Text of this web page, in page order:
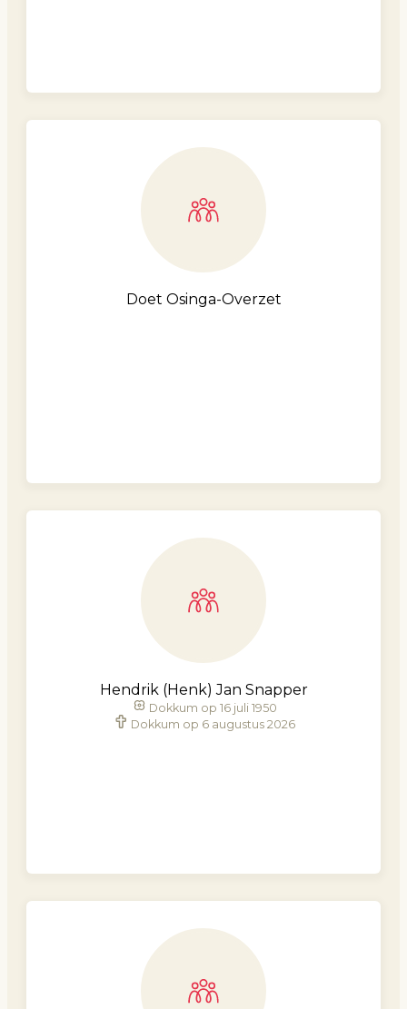
Doet Osinga-Overzet
Hendrik (Henk) Jan Snapper
Dokkum op 16 juli 1950
Dokkum op 6 augustus 2026